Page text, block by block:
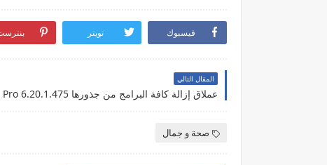
فيسبوك تويتر
المقال التالي
صحة و جمال